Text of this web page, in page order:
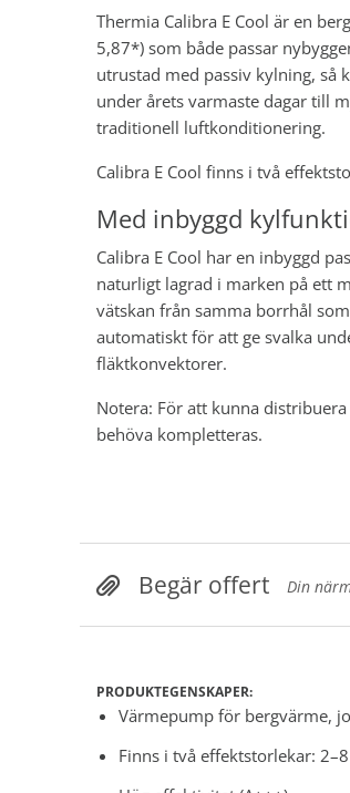
Thermia Calibra E Cool är en
5,87*) som både passar
utrustad med passiv kylning, så
under årets varmaste dagar till
traditionell luftkonditionering.
Calibra E Cool finns i två
Med inbyggd
Calibra E Cool har en inbyggd
naturligt lagrad i marken på ett
vätskan från samma borrhål
automatiskt för att ge svalka
fläktkonvektorer.
Notera: För att kunna
behöva kompletteras.
Begär offert Din
PRODUKTEGENSKAPER:
Värmepump för bergvärme,
Finns i två effektstorlekar: